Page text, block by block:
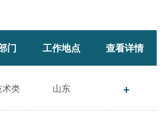
门 工作地点 查看详情
类 山东